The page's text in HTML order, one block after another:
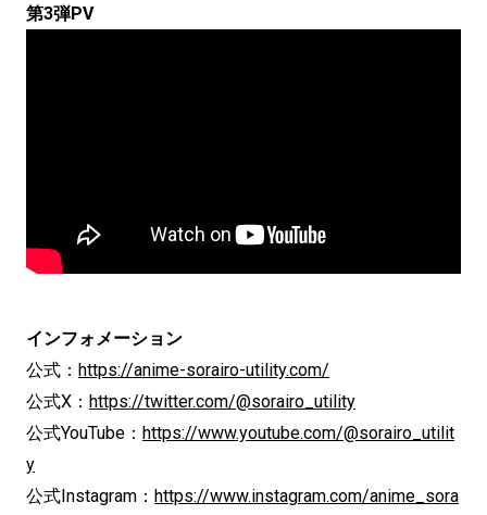
第3弾PV
インフォメーション
公式： https://anime-sorairo-utility.com/
公式X： https://twitter.com/@sorairo_utility
公式YouTube： https://www.youtube.com/@sorairo_utilit
y
公式Instagram： https://www.instagram.com/anime_sora